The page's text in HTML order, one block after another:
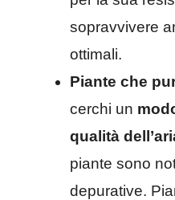
sopravvivere
ottimali.
Piante che
cerchi un
qualità
piante sono
depurative.